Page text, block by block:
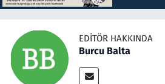
EDITÖR HAKKINDA
Burcu Balta